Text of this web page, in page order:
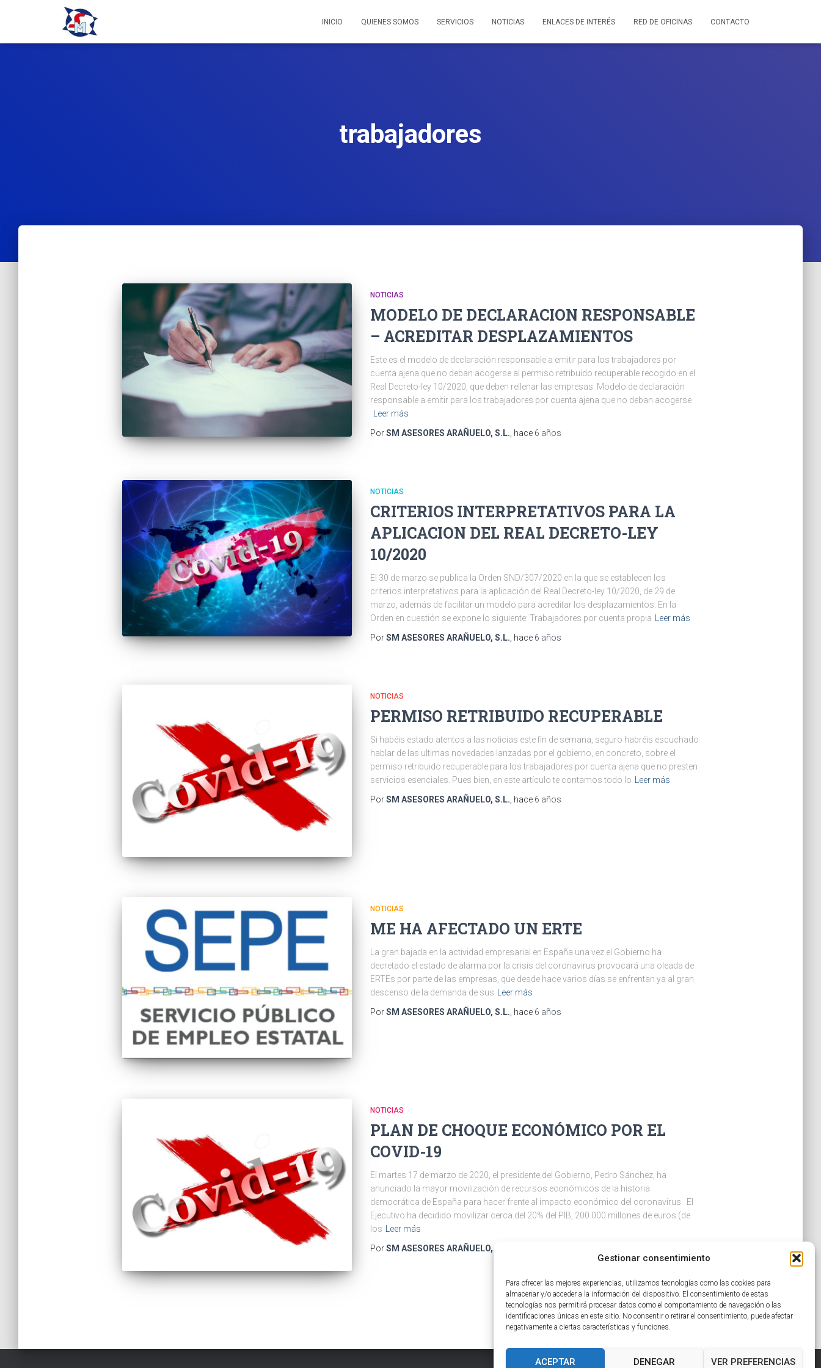
Gestionar consentimiento
Para ofrecer las mejores experiencias, utilizamos tecnologías como las cookies para
almacenar y/o acceder a la información del dispositivo. El consentimiento de estas
tecnologías nos permitirá procesar datos como el comportamiento de navegación o las
identificaciones únicas en este sitio. No consentir o retirar el consentimiento, puede afectar
negativamente a ciertas características y funciones.
ACEPTAR DENEGAR VER PREFERENCIAS
INICIO QUIENES SOMOS SERVICIOS NOTICIAS ENLACES DE INTERÉS RED DE OFICINAS CONTACTO
trabajadores
NOTICIAS
MODELO DE DECLARACION RESPONSABLE
– ACREDITAR DESPLAZAMIENTOS
Este es el modelo de declaración responsable a emitir para los trabajadores por
cuenta ajena que no deban acogerse al permiso retribuido recuperable recogido en el
Real Decreto-ley 10/2020, que deben rellenar las empresas. Modelo de declaración
responsable a emitir para los trabajadores por cuenta ajena que no deban acogerse
Leer más
PorSM ASESORES ARAÑUELO, S.L. , hace 6 años
NOTICIAS
CRITERIOS INTERPRETATIVOS PARA LA
APLICACION DEL REAL DECRETO-LEY
10/2020
El 30 de marzo se publica la Orden SND/307/2020 en la que se establecen los
criterios interpretativos para la aplicación del Real Decreto-ley 10/2020, de 29 de
marzo, además de facilitar un modelo para acreditar los desplazamientos. En la
Orden en cuestión se expone lo siguiente: Trabajadores por cuenta propia
Leer más
PorSM ASESORES ARAÑUELO, S.L. , hace 6 años
NOTICIAS
PERMISO RETRIBUIDO RECUPERABLE
Si habéis estado atentos a las noticias este fin de semana, seguro habréis escuchado
hablar de las ultimas novedades lanzadas por el gobierno, en concreto, sobre el
permiso retribuido recuperable para los trabajadores por cuenta ajena que no presten
servicios esenciales. Pues bien, en este artículo te contamos todo lo
Leer más
PorSM ASESORES ARAÑUELO, S.L. , hace 6 años
NOTICIAS
ME HA AFECTADO UN ERTE
La gran bajada en la actividad empresarial en España una vez el Gobierno ha
decretado el estado de alarma por la crisis del coronavirus provocará una oleada de
ERTEs por parte de las empresas, que desde hace varios días se enfrentan ya al gran
descenso de la demanda de sus
Leer más
PorSM ASESORES ARAÑUELO, S.L. , hace 6 años
NOTICIAS
PLAN DE CHOQUE ECONÓMICO POR EL
COVID-19
El martes 17 de marzo de 2020, el presidente del Gobierno, Pedro Sánchez, ha
anunciado la mayor movilización de recursos económicos de la historia
democrática de España para hacer frente al impacto económico del coronavirus. El
Ejecutivo ha decidido movilizar cerca del 20% del PIB, 200.000 millones de euros (de
los
Leer más
PorSM ASESORES ARAÑUELO, S.L.